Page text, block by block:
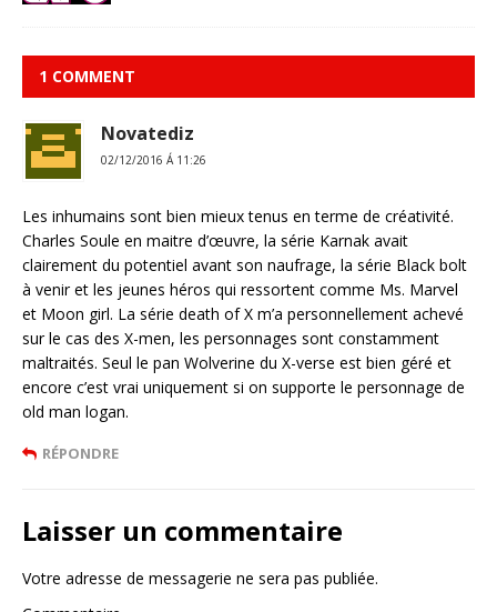
1 COMMENT
Novatediz
02/12/2016 Á 11:26
Les inhumains sont bien mieux tenus en terme de créativité.
Charles Soule en maitre d’œuvre, la série Karnak avait
clairement du potentiel avant son naufrage, la série Black bolt
à venir et les jeunes héros qui ressortent comme Ms. Marvel
et Moon girl. La série death of X m’a personnellement achevé
sur le cas des X-men, les personnages sont constamment
maltraités. Seul le pan Wolverine du X-verse est bien géré et
encore c’est vrai uniquement si on supporte le personnage de
old man logan.
RÉPONDRE
Laisser un commentaire
Votre adresse de messagerie ne sera pas publiée.